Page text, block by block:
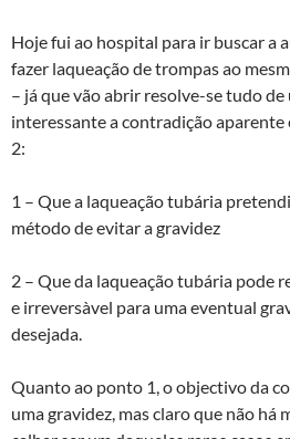
Hoje fui ao hospital para ir buscar a
fazer laqueação de trompas ao
– já que vão abrir resolve-se tudo de
interessante a contradição
2:
1 – Que a laqueação tubária
método de evitar a gravidez
2 – Que da laqueação tubária pode
e irreversà­vel para uma eventual
desejada.
Quanto ao ponto 1, o objectivo da
uma gravidez, mas claro que não há